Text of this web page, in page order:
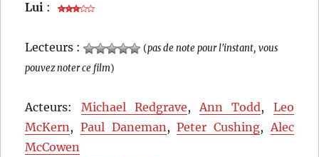
Lui :
Lecteurs : (pas de note pour l'instant, vous
pouvez noter ce film)
Acteurs: Michael Redgrave,Ann Todd, Leo
McKern, Paul Daneman,Peter Cushing,Alec
McCowen